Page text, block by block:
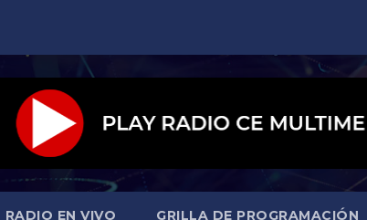
RADIO EN VIVO GRILLA DE PROGRAMACIÓN